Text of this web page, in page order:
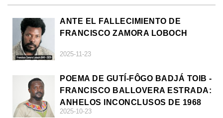
ANTE EL FALLECIMIENTO DE
FRANCISCO ZAMORA LOBOCH
2025-11-23
POEMA DE GUTÍ-FÔGO BADJÁ TOIB -
FRANCISCO BALLOVERA ESTRADA:
ANHELOS INCONCLUSOS DE 1968
2025-10-23